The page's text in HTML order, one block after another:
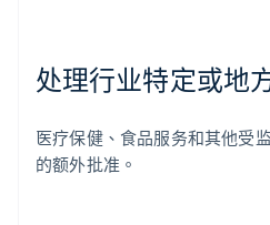
处理行业特定或地
医疗保健、食品服务和其他受
的额外批准。